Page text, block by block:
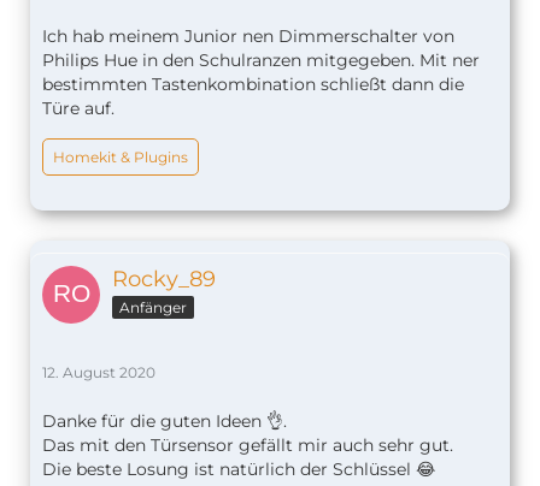
Ich hab meinem Junior nen Dimmerschalter von
Philips Hue in den Schulranzen mitgegeben. Mit ner
bestimmten Tastenkombination schließt dann die
Türe auf.
Homekit & Plugins
Rocky_89
Anfänger
12. August 2020
Danke für die guten Ideen 👌.
Das mit den Türsensor gefällt mir auch sehr gut.
Die beste Losung ist natürlich der Schlüssel 😂